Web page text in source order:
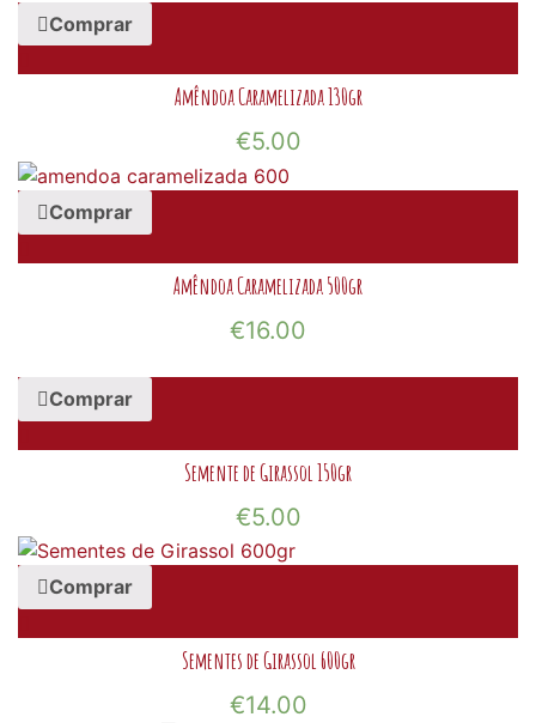
Comprar
Amêndoa Caramelizada 130gr
€5.00
Comprar
Amêndoa Caramelizada 500gr
€16.00
Comprar
Semente de Girassol 150gr
€5.00
Comprar
Sementes de Girassol 600gr
€14.00